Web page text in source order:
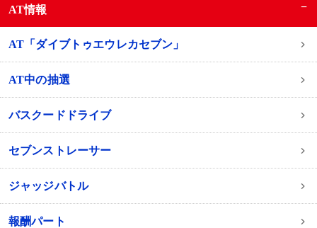
AT情報 −
AT「ダイブトゥエウレカセブン」
AT中の抽選
バスクードドライブ
セブンストレーサー
ジャッジバトル
報酬パート